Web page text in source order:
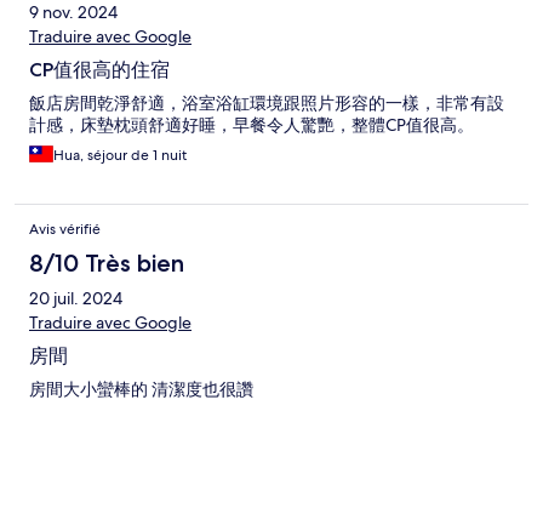
9 nov. 2024
Traduire avec Google
CP值很高的住宿
飯店房間乾淨舒適，浴室浴缸環境跟照片形容的一樣，非常有設
計感，床墊枕頭舒適好睡，早餐令人驚艷，整體CP值很高。
Hua, séjour de 1 nuit
Avis vérifié
8/10 Très bien
20 juil. 2024
Traduire avec Google
房間
房間大小蠻棒的 清潔度也很讚